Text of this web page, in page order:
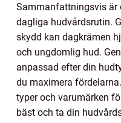
Sammanfattningsvis är
dagliga hudvårdsrutin.
skydd kan dagkrämen
och ungdomlig hud.
anpassad efter din
du maximera
typer och varumärken
bäst och ta din